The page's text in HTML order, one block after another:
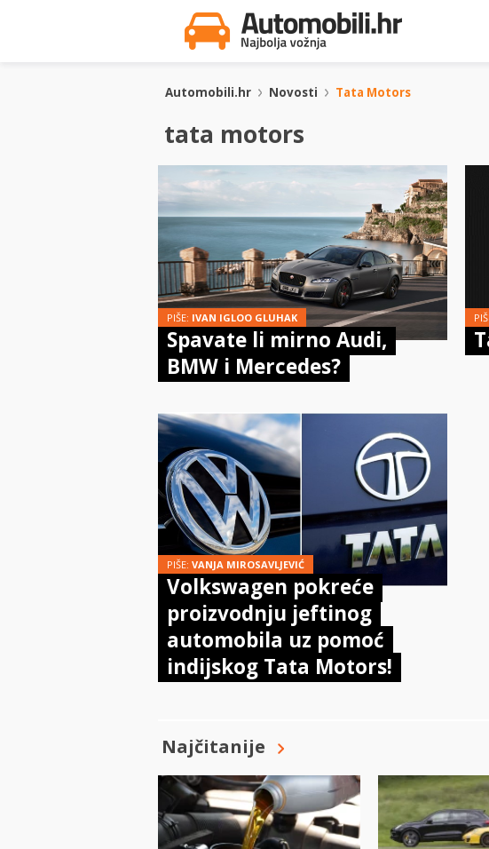
Automobili.hr Novosti Tata Motors
tata motors
PIŠE: IVAN IGLOO GLUHAK
Spavate li mirno Audi,
BMW i Mercedes?
PIŠE: VANJA MIROSAVLJEVIĆ
Volkswagen pokreće
proizvodnju jeftinog
automobila uz pomoć
indijskog Tata Motors!
Najčitanije